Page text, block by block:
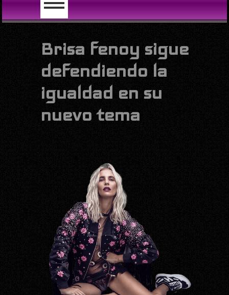
Brisa fenoy sigue
defendiendo la
igualdad en su
nuevo tema